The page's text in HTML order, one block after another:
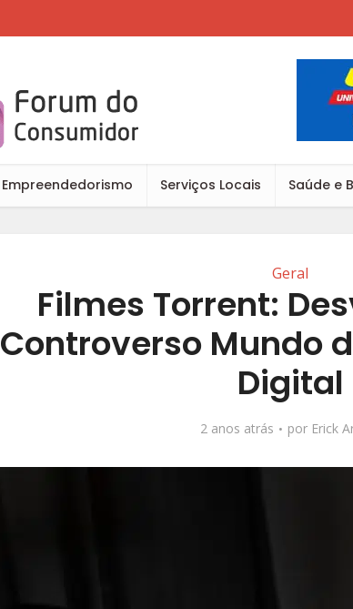
Empreendedorismo Serviços Locais Saúde e
Geral
Filmes Torrent:
Controverso Mundo
Digital
2 anos atrás por Erick